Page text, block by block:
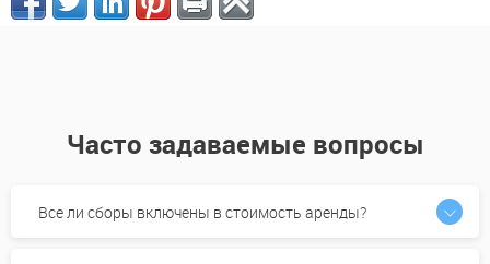
Часто задаваемые вопросы
Все ли сборы включены в стоимость аренды?